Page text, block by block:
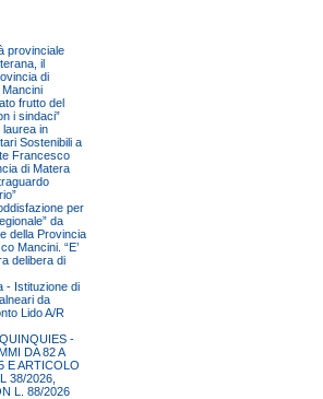
provinciale
il
di
frutto del
i sindaci”
laurea in
Sostenibili a
Francesco
di Matera
per
da
della Provincia
Mancini. “E’
delibera di
- Istituzione di
da
Lido A/R
-
DA 82 A
E ARTICOLO
38/2026,
L. 88/2026